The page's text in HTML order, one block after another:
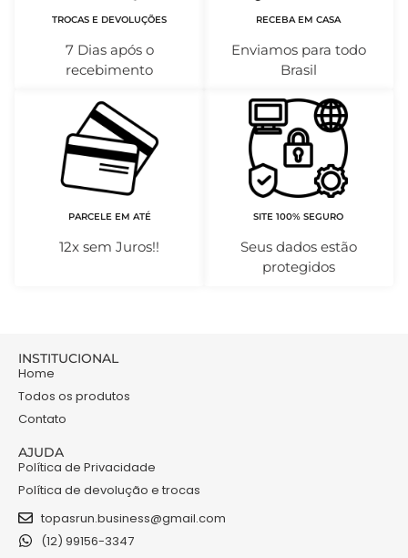
TROCAS E DEVOLUÇÕES
7 Dias após o
recebimento
RECEBA EM CASA
Enviamos para todo
Brasil
PARCELE EM ATÉ
12x sem Juros!!
SITE 100% SEGURO
Seus dados estão
protegidos
INSTITUCIONAL
Home
Todos os produtos
Contato
AJUDA
Política de Privacidade
Política de devolução e trocas
topasrun.business@gmail.com
(12) 99156-3347